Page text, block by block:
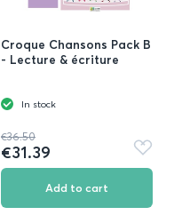
Croque Chansons Pack Β
- Lecture & écriture
In stock
€36.50
€31.39
Add
to
Add to cart